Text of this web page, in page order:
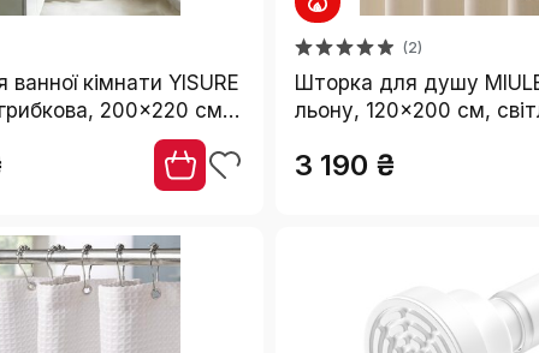
кімнати YISURE
200x220 см,
(2)
Шторка для душу
льону, 120x200 см,
бежева, важка,
водонепроникна, з
антигрибковим
3 190 ₴